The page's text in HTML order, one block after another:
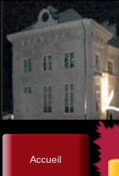
Accueil